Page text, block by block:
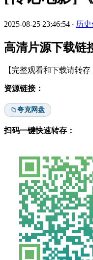
2025-08-25 23:46:54 · 历
高清片源下载链
【完整观看和下载请转
资源链接：
📁夸克网盘
扫码一键快速转存：